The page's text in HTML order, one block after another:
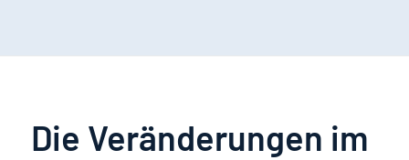
Die Veränderungen im